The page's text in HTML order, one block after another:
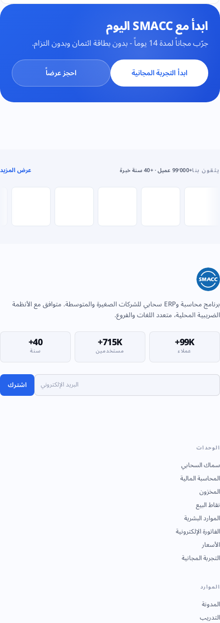
ابدأ مع SMACC اليوم
جرّب مجاناً لمدة 14 يوماً - بدون بطاقة ائتمان وبدون التزام.
ابدأ التجربة المجانية احجز عرضاً
يثقون بنا+99٬000 عميل · +40 سنة خبرة عرض المزيد
برنامج محاسبة وERP سحابي للشركات الصغيرة والمتوسطة. متوافق مع الأنظمة
الضريبية المحلية، متعدد اللغات والفروع.
99K+
عملاء 715K+
مستخدمين 40+
سنة
اشترك
الوحدات
سماك السحابي
المحاسبة المالية
المخزون
نقاط البيع
الموارد البشرية
الفاتورة الإلكترونية
الأسعار
التجربة المجانية
الموارد
المدونة
التدريب